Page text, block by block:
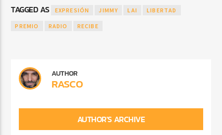
TAGGED AS EXPRESIÓN JIMMY LAI LIBERTAD
PREMIO RADIO RECIBE
AUTHOR
RASCO
AUTHOR'S ARCHIVE